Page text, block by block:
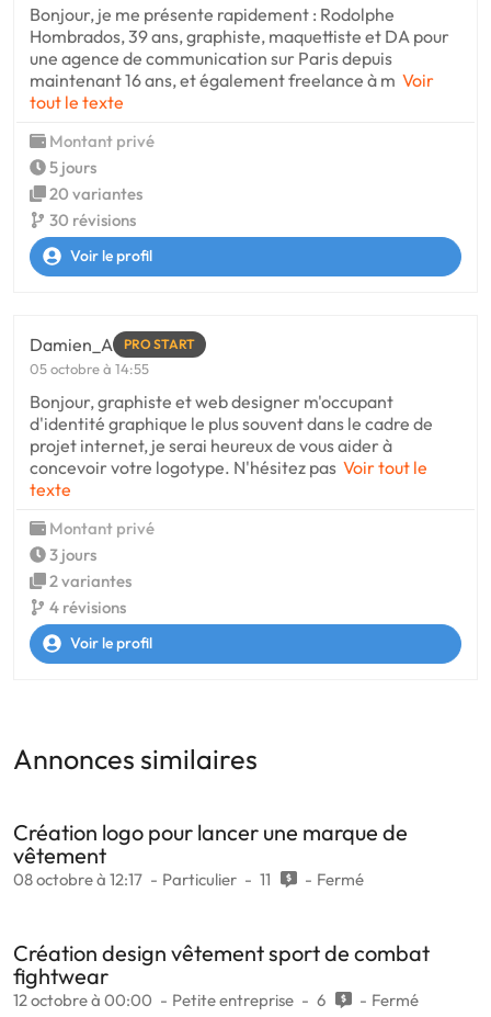
Bonjour, je me présente rapidement : Rodolphe
Hombrados, 39 ans, graphiste, maquettiste et DA pour
une agence de communication sur Paris depuis
maintenant 16 ans, et également freelance à m Voir
tout le texte
Montant privé
5 jours
20 variantes
30 révisions
Voir le profil
Damien_A PRO START
05 octobre à 14:55
Bonjour, graphiste et web designer m'occupant
d'identité graphique le plus souvent dans le cadre de
projet internet, je serai heureux de vous aider à
concevoir votre logotype. N'hésitez pas Voir tout le
texte
Montant privé
3 jours
2 variantes
4 révisions
Voir le profil
Annonces similaires
Création logo pour lancer une marque de
vêtement
08 octobre à 12:17 Particulier 11 Fermé
Création design vêtement sport de combat
fightwear
12 octobre à 00:00 Petite entreprise 6 Fermé